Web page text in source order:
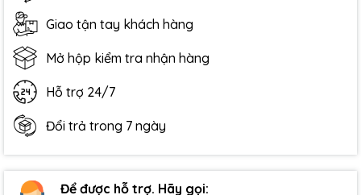
Giao tận tay khách hàng
Mở hộp kiểm tra nhận hàng
Hỗ trợ 24/7
Đổi trả trong 7 ngày
Để được hỗ trợ. Hãy gọi: